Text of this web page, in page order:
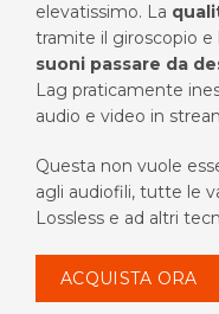
elevatissimo. La
tramite il giroscopio e
suoni passare da
Lag praticamente
audio e video in
Questa non vuole
agli audiofili, tutte le
Lossless e ad altri
ACQUISTA ORA